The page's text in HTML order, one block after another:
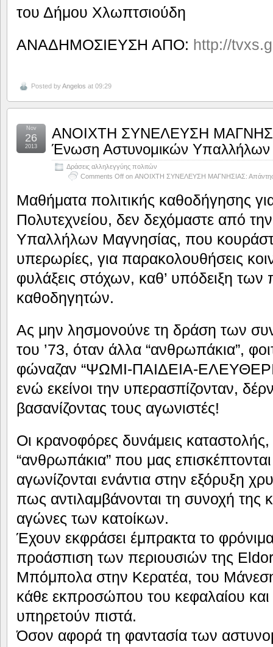
του Δήμου Χλωπτσιούδη
ΑΝΑΔΗΜΟΣΙΕΥΣΗ ΑΠΟ: http://
Posted byAngelos at 09:29
ΑΝΟΙΧΤΗ ΣΥΝΕΛΕΥΣΗ
Ένωση Αστυνομικών Υπαλλήλων
Δράσεις αλληλεγγύης πολιτών
Comments Off on ΑΝΟΙΧΤΗ ΣΥΝΕΛΕΥΣΗ ΜΑΓΝΗΣΙΑΣ:
Nov
26
2013
Μαθήματα πολιτικής καθοδήγησης
Πολυτεχνείου, δεν δεχόμαστε από
Υπαλλήλων Μαγνησίας, που
υπερωρίες, για παρακολουθήσεις
φυλάξεις στόχων, καθ’ υπόδειξη των
καθοδηγητών.
Ας μην λησμονούνε τη δράση των
του ’73, όταν άλλα “ανθρωπάκια”,
φώναζαν “ΨΩΜΙ-ΠΑΙΔΕΙΑ-
ενώ εκείνοι την υπερασπίζονταν,
βασανίζοντας τους αγωνιστές!
Οι κρανοφόρες δυνάμεις καταστολής,
“ανθρωπάκια” που μας
αγωνίζονται ενάντια στην εξόρυξη
πως αντιλαμβάνονται τη συνοχή της
αγώνες των κατοίκων.
Έχουν εκφράσει έμπρακτα το
προάσπιση των περιουσιών της
Μπόμπολα στην Κερατέα, του
κάθε εκπροσώπου του κεφαλαίου
υπηρετούν πιστά.
Όσον αφορά τη φαντασία των